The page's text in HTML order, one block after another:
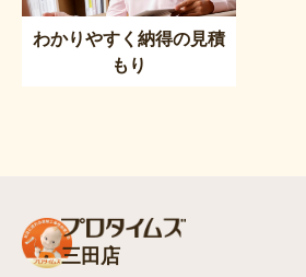
わかりやすく納得の見積
もり
三田店